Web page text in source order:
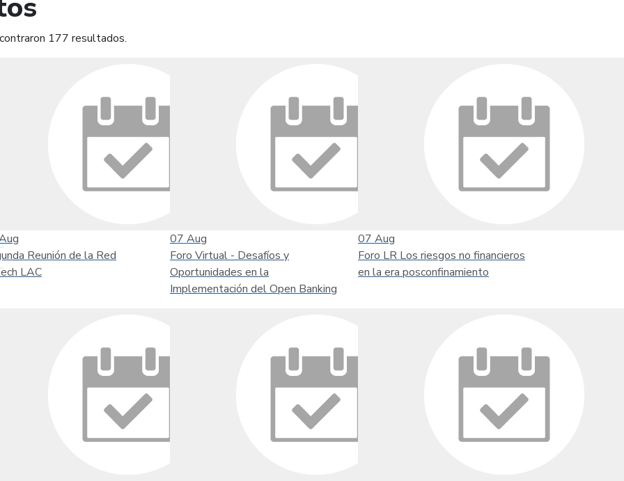
177 resultados.
Reunión de la Red
LAC
07 Aug
Foro Virtual - Desafíos y
Oportunidades en la
Implementación del Open Banking
07 Aug
Foro LR Los riesgos no financieros
en la era posconfinamiento